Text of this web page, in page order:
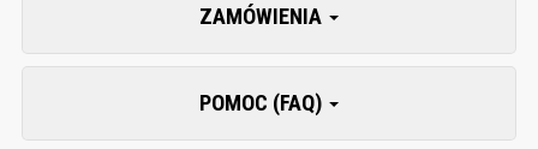
ZAMÓWIENIA
POMOC (FAQ)